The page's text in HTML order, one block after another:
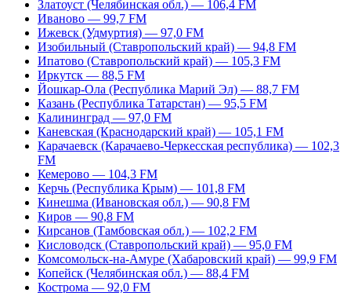
Златоуст (Челябинская обл.) — 106,4 FM
Иваново — 99,7 FM
Ижевск (Удмуртия) — 97,0 FM
Изобильный (Ставропольский край) — 94,8 FM
Ипатово (Ставропольский край) — 105,3 FM
Иркутск — 88,5 FM
Йошкар-Ола (Республика Марий Эл) — 88,7 FM
Казань (Республика Татарстан) — 95,5 FM
Калининград — 97,0 FM
Каневская (Краснодарский край) — 105,1 FM
Карачаевск (Карачаево-Черкесская республика) — 102,3
FM
Кемерово — 104,3 FM
Керчь (Республика Крым) — 101,8 FM
Кинешма (Ивановская обл.) — 90,8 FM
Киров — 90,8 FM
Кирсанов (Тамбовская обл.) — 102,2 FM
Кисловодск (Ставропольский край) — 95,0 FM
Комсомольск-на-Амуре (Хабаровский край) — 99,9 FM
Копейск (Челябинская обл.) — 88,4 FM
Кострома — 92,0 FM